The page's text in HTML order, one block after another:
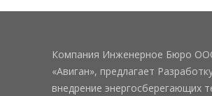
Компания Инженерное Бюро
«Авиган», предлагает
внедрение энергосберегающих